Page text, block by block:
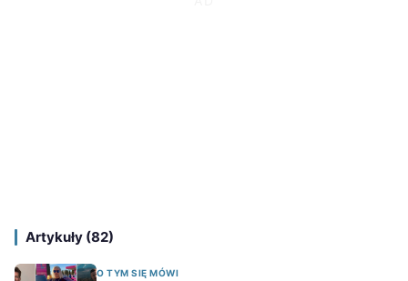
Artykuły (82)
O TYM SIĘ MÓWI